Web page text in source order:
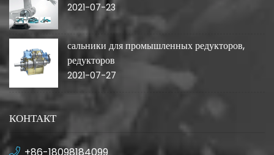
2021-07-23
сальники для промышленных редукторов,
редукторов
2021-07-27
КОНТАКТ